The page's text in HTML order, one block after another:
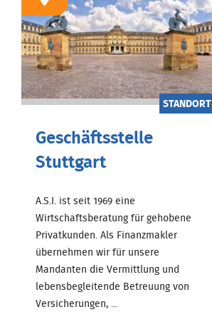
STANDORT
Geschäftsstelle
Stuttgart
A.S.I. ist seit 1969 eine
Wirtschaftsberatung für gehobene
Privatkunden. Als Finanzmakler
übernehmen wir für unsere
Mandanten die Vermittlung und
lebensbegleitende Betreuung von
Versicherungen, ...